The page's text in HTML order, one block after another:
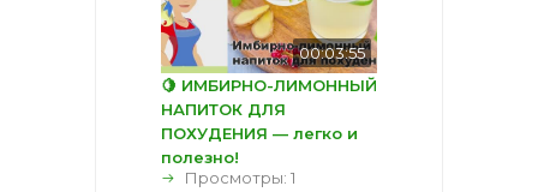
00:03:55
🍋 ИМБИРНО-ЛИМОННЫЙ
НАПИТОК ДЛЯ
ПОХУДЕНИЯ — легко и
полезно!
Просмотры: 1